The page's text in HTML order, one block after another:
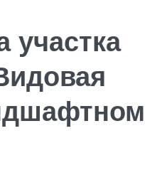
участка